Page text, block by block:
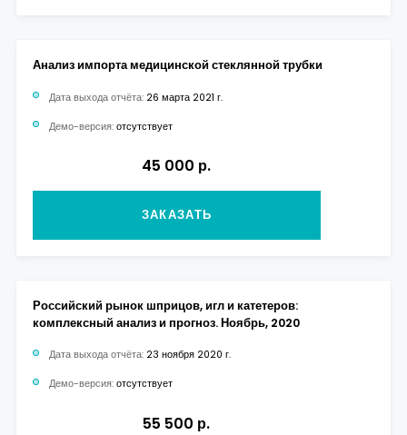
Анализ импорта медицинской стеклянной трубки
Дата выхода отчёта: 26 марта 2021 г.
Демо-версия: отсутствует
45 000 р.
ЗАКАЗАТЬ
Российский рынок шприцов, игл и катетеров:
комплексный анализ и прогноз. Ноябрь, 2020
Дата выхода отчёта: 23 ноября 2020 г.
Демо-версия: отсутствует
55 500 р.